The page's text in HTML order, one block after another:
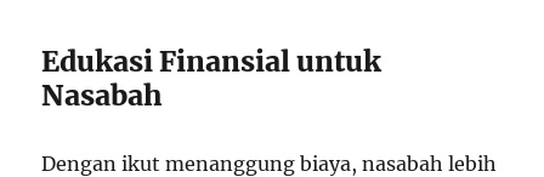
Edukasi Finansial untuk
Nasabah
Dengan ikut menanggung biaya, nasabah lebih